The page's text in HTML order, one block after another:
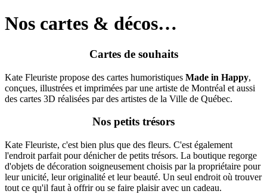
Nos cartes & décos…
Cartes de souhaits
Kate Fleuriste propose des cartes humoristiques Made in Happy,
conçues, illustrées et imprimées par une artiste de Montréal et aussi
des cartes 3D réalisées par des artistes de la Ville de Québec.
Nos petits trésors
Kate Fleuriste, c'est bien plus que des fleurs. C'est également
l'endroit parfait pour dénicher de petits trésors. La boutique regorge
d'objets de décoration soigneusement choisis par la propriétaire pour
leur unicité, leur originalité et leur beauté. Un seul endroit où trouver
tout ce qu'il faut à offrir ou se faire plaisir avec un cadeau.